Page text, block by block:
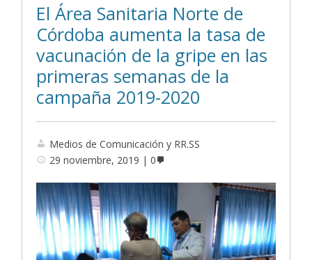
El Área Sanitaria Norte de
Córdoba aumenta la tasa de
vacunación de la gripe en las
primeras semanas de la
campaña 2019-2020
Medios de Comunicación y RR.SS
29 noviembre, 2019
0